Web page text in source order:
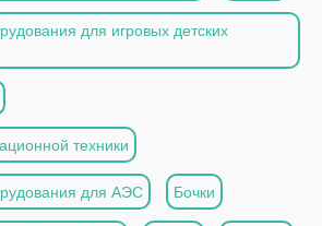
для игровых детских
техники
для АЭС Бочки